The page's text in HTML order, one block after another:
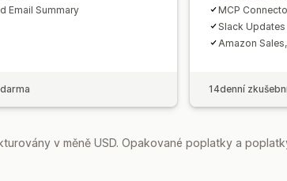
Email Summary
MCP
Slack
Amazon
14denní
v měně USD. Opakované poplatky a